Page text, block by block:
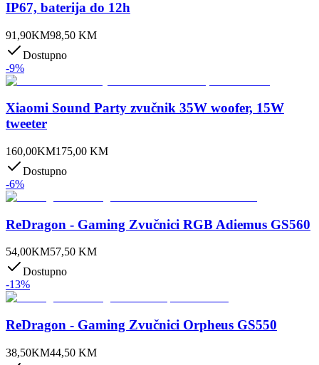
IP67, baterija do 12h
91,90KM98,50 KM
Dostupno
-9%
Xiaomi Sound Party zvučnik 35W woofer, 15W
tweeter
160,00KM175,00 KM
Dostupno
-6%
ReDragon - Gaming Zvučnici RGB Adiemus GS560
54,00KM57,50 KM
Dostupno
-13%
ReDragon - Gaming Zvučnici Orpheus GS550
38,50KM44,50 KM